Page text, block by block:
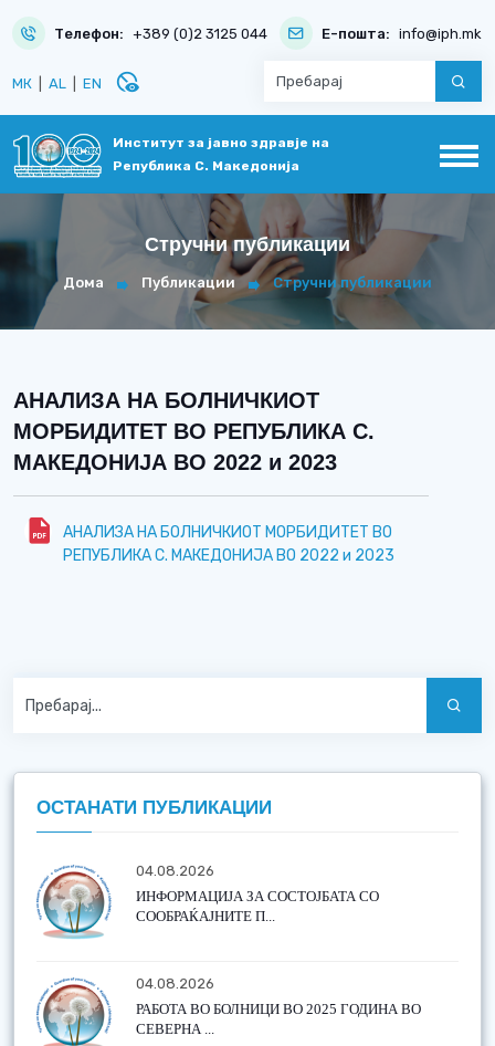
Телефон: +389 (0)2 3125 044 Е-пошта: info@iph.mk
МК AL EN disabled_visible
Институт за јавно здравје на
Република С. Македонија
Стручни публикации
Дома Публикации Стручни публикации
АНАЛИЗА НА БОЛНИЧКИОТ
МОРБИДИТЕТ ВО РЕПУБЛИКА С.
МАКЕДОНИЈА ВО 2022 и 2023
АНАЛИЗА НА БОЛНИЧКИОТ МОРБИДИТЕТ ВО
РЕПУБЛИКА С. МАКЕДОНИЈА ВО 2022 и 2023
ОСТАНАТИ ПУБЛИКАЦИИ
04.08.2026
ИНФОРМАЦИЈА ЗА СОСТОЈБАТА СО
СООБРАЌАЈНИТЕ П...
04.08.2026
РАБОТА ВО БОЛНИЦИ ВО 2025 ГОДИНА ВО
СЕВЕРНА ...